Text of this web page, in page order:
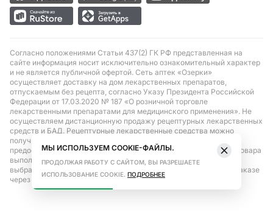
Согласно положениями Статьи 437(2) ГК РФ представленная на
сайте информация носит исключительно ознакомительный характер
и не является публичной офертой. Сеть аптек «Озерки»
осуществляет доставку на дом лекарственных препаратов,
отпускаемым без рецепта, согласно Указу Президента Российской
Федерации от 17.03.2020 № 187 «О розничной торговле
лекарственными препаратами для медицинского применения». Не
осуществляем дистанционную продажу рецептурных лекарственных
средств и БАД. Рецептурные лекарственные средства можно
получить только при помощи самовывоза в аптеке при
предоставлении рецепта, выписанного врачом. Бронирование товара
выполняется при условиях последующего выкупа заказа в
выбранном аптечном пункте. Цена действительна только при заказе
через сайт.
МЫ ИСПОЛЬЗУЕМ COOKIE-ФАЙЛЫ.
ПРОДОЛЖАЯ РАБОТУ С САЙТОМ, ВЫ РАЗРЕШАЕТЕ
ИСПОЛЬЗОВАНИЕ COOKIE. ПОДРОБНЕЕ